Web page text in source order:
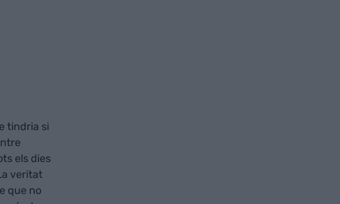
tindria si
els dies
veritat
que no